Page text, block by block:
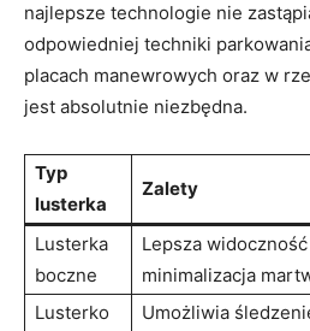
najlepsze technologie nie
odpowiedniej techniki
placach manewrowych oraz w
jest absolutnie niezbędna.
Typ
lusterka
Zalety
Lusterka
boczne
Lepsza
minimalizacja
Lusterko
Umożliwia